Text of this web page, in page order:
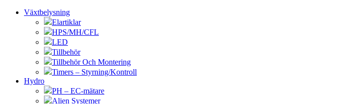
Växtbelysning
Elartiklar
HPS/MH/CFL
LED
Tillbehör
Tillbehör Och Montering
Timers – Styrning/Kontroll
Hydro
PH – EC-mätare
Alien Systemer